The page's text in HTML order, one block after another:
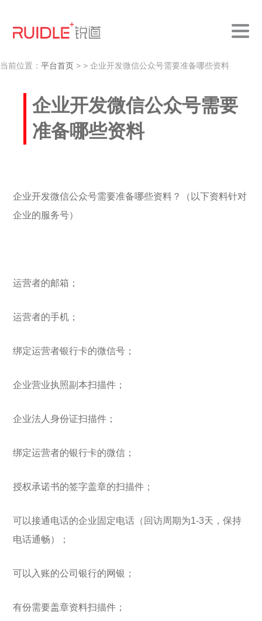
当前位置： 平台首页 > > 企业开发微信公众号需要准备哪些资料
企业开发微信公众号需要
准备哪些资料
企业开发微信公众号需要准备哪些资料？（以下资料针对
企业的服务号）
运营者的邮箱；
运营者的手机；
绑定运营者银行卡的微信号；
企业营业执照副本扫描件；
企业法人身份证扫描件；
绑定运营者的银行卡的微信；
授权承诺书的签字盖章的扫描件；
可以接通电话的企业固定电话（回访周期为1-3天，保持
电话通畅）；
可以入账的公司银行的网银；
有份需要盖章资料扫描件；